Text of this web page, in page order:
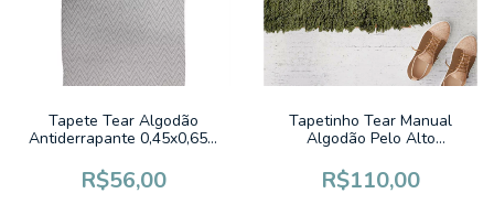
Tapete Tear Algodão
Antiderrapante 0,45x0,65m
R$56,00
Tapetinho Tear Manual
Algodão Pelo Alto
Verde Oliva Liso
R$110,00